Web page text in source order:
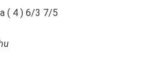
( 4 ) 6/3 7/5